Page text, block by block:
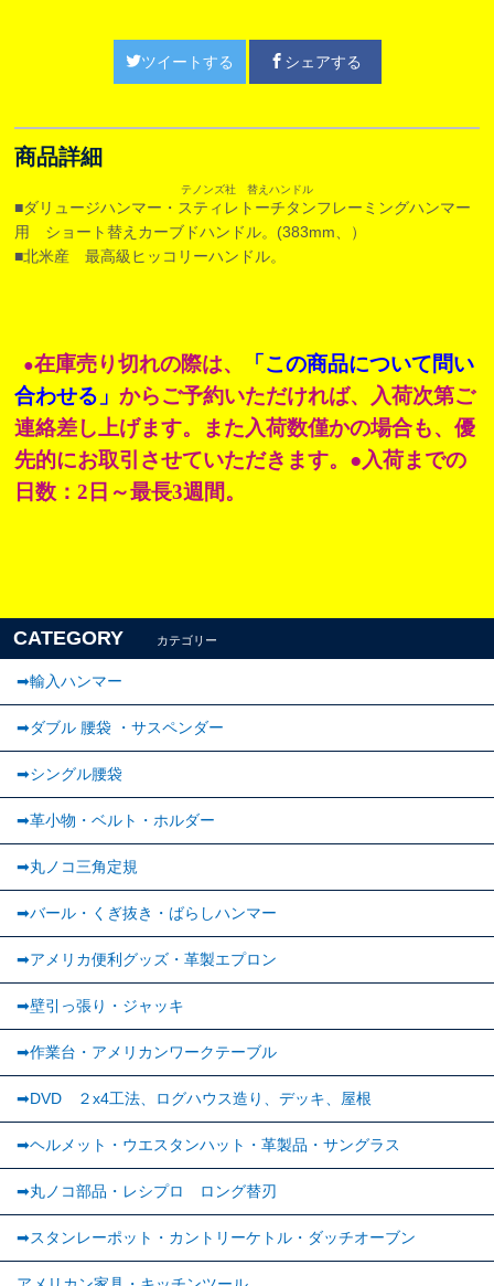
ツイートする シェアする
商品詳細
テノンズ社 替えハンドル
■ダリュージハンマー・スティレトーチタンフレーミングハンマー
用 ショート替えカーブドハンドル。(383mm、）
■北米産 最高級ヒッコリーハンドル。
●在庫売り切れの際は、
「この商品について問い
合わせる」からご予約いただければ、入荷次第ご
連絡差し上げます。また入荷数僅かの場合も、優
先的にお取引させていただきます。●入荷までの
日数：2日～最長3週間。
CATEGORY カテゴリー
➡輸入ハンマー
➡ダブル 腰袋 ・サスペンダー
➡︎シングル腰袋
➡︎革小物・ベルト・ホルダー
➡丸ノコ三角定規
➡バール・くぎ抜き・ばらしハンマー
➡アメリカ便利グッズ・革製エプロン
➡壁引っ張り・ジャッキ
➡作業台・アメリカンワークテーブル
➡DVD ２x4工法、ログハウス造り、デッキ、屋根
➡ヘルメット・ウエスタンハット・革製品・サングラス
➡丸ノコ部品・レシプロ ロング替刃
➡スタンレーポット・カントリーケトル・ダッチオーブン